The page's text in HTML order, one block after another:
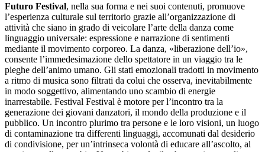
Futuro Festival, nella sua forma e nei suoi contenuti, promuove
l’esperienza culturale sul territorio grazie all’organizzazione di
attività che siano in grado di veicolare l’arte della danza come
linguaggio universale: espressione e narrazione di sentimenti
mediante il movimento corporeo. La danza, «liberazione dell’io»,
consente l’immedesimazione dello spettatore in un viaggio tra le
pieghe dell’animo umano. Gli stati emozionali tradotti in movimento
a ritmo di musica sono filtrati da colui che osserva, inevitabilmente
in modo soggettivo, alimentando uno scambio di energie
inarrestabile. Festival Festival è motore per l’incontro tra la
generazione dei giovani danzatori, il mondo della produzione e il
pubblico. Un incontro plurimo tra persone e le loro visioni, un luogo
di contaminazione tra differenti linguaggi, accomunati dal desiderio
di condivisione, per un’intrinseca volontà di educare all’ascolto, al